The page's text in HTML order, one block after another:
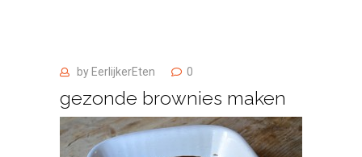
by EerlijkerEten 0
gezonde brownies maken